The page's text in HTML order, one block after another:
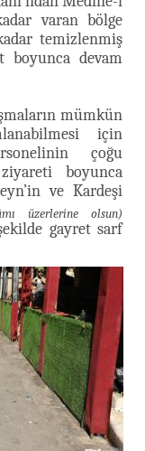
varan bölge
temizlenmiş
boyunca devam
mümkün
için
çoğu
boyunca
ve Kardeşi
üzerlerine olsun)
gayret sarf